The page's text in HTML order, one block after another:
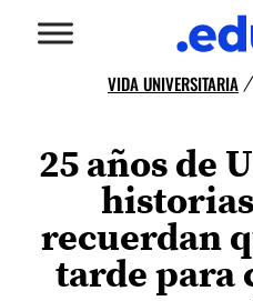
VIDA UNIVERSITARIA /
25 años de
recuerdan
tarde para